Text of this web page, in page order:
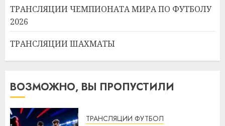
ТРАНСЛЯЦИИ ЧЕМПИОНАТА МИРА ПО ФУТБОЛУ
2026
ТРАНСЛЯЦИИ ШАХМАТЫ
ВОЗМОЖНО, ВЫ ПРОПУСТИЛИ
ТРАНСЛЯЦИИ ФУТБОЛ